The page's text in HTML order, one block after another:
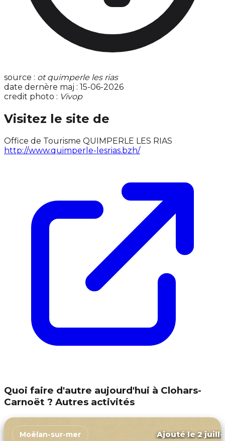
source : ot quimperle les rias
date dernère maj : 15-06-2026
credit photo : Vivop
Visitez le site de
Office de Tourisme QUIMPERLE LES RIAS
http://www.quimperle-lesrias.bzh/
Quoi faire d'autre aujourd'hui à Clohars-
Carnoët ? Autres activités
Moëlan-sur-mer Ajouté le 2